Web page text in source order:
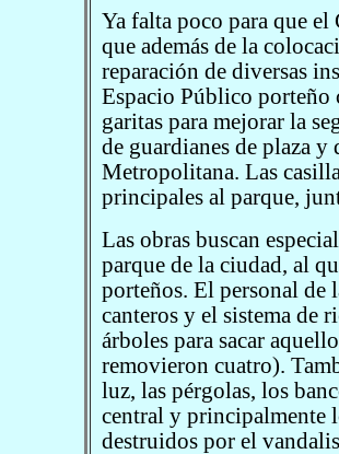
Ya falta poco para que
que además de la
reparación de diversas
Espacio Público porteño
garitas para mejorar la
de guardianes de plaza
Metropolitana. Las
principales al parque,
Las obras buscan
parque de la ciudad, al
porteños. El personal de
canteros y el sistema de
árboles para sacar
removieron cuatro).
luz, las pérgolas, los
central y principalmente
destruidos por el